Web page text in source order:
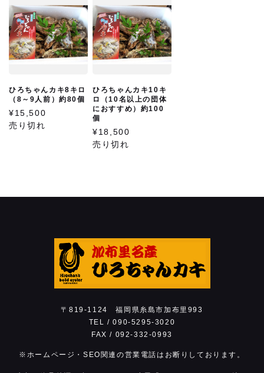
13
14 15 16 17
20
21 22 23 24
27
28 29
30
(
発送業務休日)
ご利用いただけるお支払方法
ひろちゃんカキ8キロ
（8～9人前）約80個
¥15,500
売り切れ
ひろちゃんカキ10キ
ロ（10名以上の団体
におすすめ）約100
個
¥18,500
売り切れ
〒819-1124 福岡県糸島市加布里993
TEL /090-5295-3020
FAX / 092-332-0993
※ホームページ・SEO関連の営業電話はお断りしております。